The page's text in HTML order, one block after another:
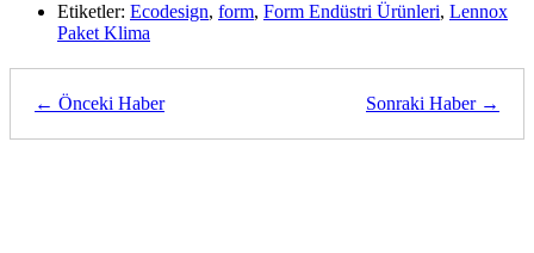
Etiketler: Ecodesign, form, Form Endüstri Ürünleri, Lennox
Paket Klima
← Önceki Haber Sonraki Haber →